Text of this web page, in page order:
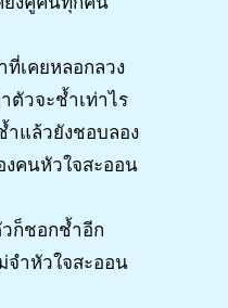
เคยหลอกลวง
ตัวจะช้ำเท่าไร
ำแล้วยังชอบลอง
คนหัวใจสะออน
ก็ชอกช้ำอีก
จำหัวใจสะออน